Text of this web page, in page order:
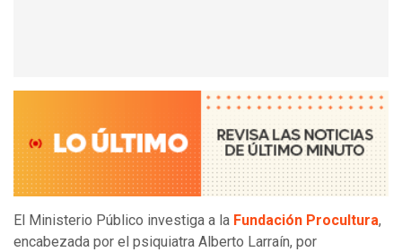
El Ministerio Público investiga a la Fundación Procultura,
encabezada por el psiquiatra Alberto Larraín, por